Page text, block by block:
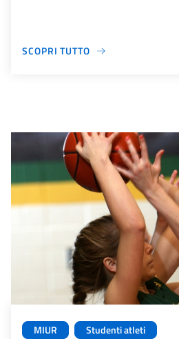
SCOPRI TUTTO
MIUR Studenti atleti